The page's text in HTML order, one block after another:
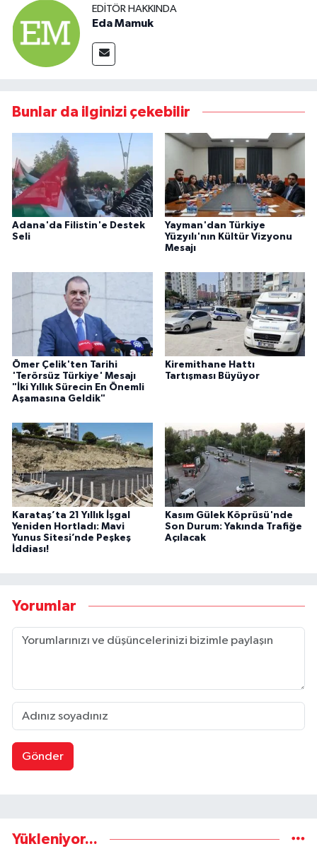
EDITÖR HAKKINDA
Eda Mamuk
Bunlar da ilginizi çekebilir
Adana'da Filistin'e Destek
Seli
Yayman'dan Türkiye
Yüzyılı'nın Kültür Vizyonu
Mesajı
Ömer Çelik'ten Tarihi
'Terörsüz Türkiye' Mesajı
"İki Yıllık Sürecin En Önemli
Aşamasına Geldik"
Kiremithane Hattı
Tartışması Büyüyor
Karataş’ta 21 Yıllık İşgal
Yeniden Hortladı: Mavi
Yunus Sitesi’nde Peşkeş
İddiası!
Kasım Gülek Köprüsü'nde
Son Durum: Yakında Trafiğe
Açılacak
Yorumlar
Gönder
Yükleniyor...